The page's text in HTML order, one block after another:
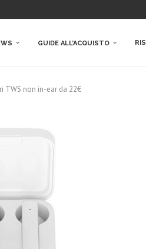
GUIDE ALL’ACQUISTO
TWS non in-ear da 22€